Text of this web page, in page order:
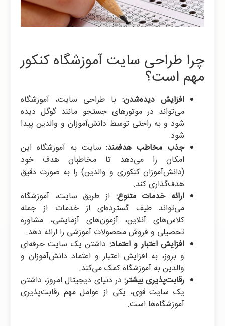
چرا طراحی سایت آموزشگاه کنکور
مهم است؟
افزایش دیده‌شدن: با طراحی سایت، آموزشگاه
می‌تواند در موتورهای جستجو مانند گوگل دیده
شود و به راحتی توسط دانش‌آموزان و والدین پیدا
شود.
جذب مخاطب هدفمند:سایت به آموزشگاه این
امکان را می‌دهد تا مخاطبان هدف خود
(دانش‌آموزان کنکوری و والدین) را به صورت دقیق
هدف‌گذاری کند.
ارائه خدمات متنوع: از طریق سایت، آموزشگاه
می‌تواند طیف گسترده‌ای از خدمات از جمله
کلاس‌های آنلاین، آزمون‌های آزمایشی، مشاوره
تحصیلی و فروش محصولات آموزشی را ارائه دهد.
افزایش اعتبار و اعتماد: داشتن یک سایت حرفه‌ای
و بروز، به افزایش اعتبار و اعتماد دانش‌آموزان و
والدین به آموزشگاه کمک می‌کند.
رقابت‌پذیری بیشتر: در دنیای دیجیتال امروز، داشتن
یک سایت قوی، یکی از عوامل مهم رقابت‌پذیری
آموزشگاه‌ها است.